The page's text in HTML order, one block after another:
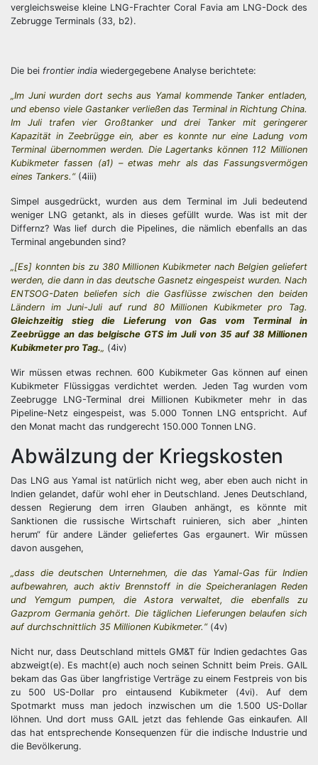
vergleichsweise kleine LNG-Frachter Coral Favia am LNG-Dock des
Zebrugge Terminals (33, b2).
Die bei frontier india wiedergegebene Analyse berichtete:
„Im Juni wurden dort sechs aus Yamal kommende Tanker entladen,
und ebenso viele Gastanker verließen das Terminal in Richtung China.
Im Juli trafen vier Großtanker und drei Tanker mit geringerer
Kapazität in Zeebrügge ein, aber es konnte nur eine Ladung vom
Terminal übernommen werden. Die Lagertanks können 112 Millionen
Kubikmeter fassen (a1) – etwas mehr als das Fassungsvermögen
eines Tankers.“(4iii)
Simpel ausgedrückt, wurden aus dem Terminal im Juli bedeutend
weniger LNG getankt, als in dieses gefüllt wurde. Was ist mit der
Differnz? Was lief durch die Pipelines, die nämlich ebenfalls an das
Terminal angebunden sind?
„[Es] konnten bis zu 380 Millionen Kubikmeter nach Belgien geliefert
werden, die dann in das deutsche Gasnetz eingespeist wurden. Nach
ENTSOG-Daten beliefen sich die Gasflüsse zwischen den beiden
Ländern im Juni-Juli auf rund 80 Millionen Kubikmeter pro Tag.
Gleichzeitig stieg die Lieferung von Gas vom Terminal in
Zeebrügge an das belgische GTS im Juli von 35 auf 38 Millionen
Kubikmeter pro Tag.„ (4iv)
Wir müssen etwas rechnen. 600 Kubikmeter Gas können auf einen
Kubikmeter Flüssiggas verdichtet werden. Jeden Tag wurden vom
Zeebrugge LNG-Terminal drei Millionen Kubikmeter mehr in das
Pipeline-Netz eingespeist, was 5.000 Tonnen LNG entspricht. Auf
den Monat macht das rundgerecht 150.000 Tonnen LNG.
Abwälzung der Kriegskosten
Das LNG aus Yamal ist natürlich nicht weg, aber eben auch nicht in
Indien gelandet, dafür wohl eher in Deutschland. Jenes Deutschland,
dessen Regierung dem irren Glauben anhängt, es könnte mit
Sanktionen die russische Wirtschaft ruinieren, sich aber „hinten
herum“ für andere Länder geliefertes Gas ergaunert. Wir müssen
davon ausgehen,
„dass die deutschen Unternehmen, die das Yamal-Gas für Indien
aufbewahren, auch aktiv Brennstoff in die Speicheranlagen Reden
und Yemgum pumpen, die Astora verwaltet, die ebenfalls zu
Gazprom Germania gehört. Die täglichen Lieferungen belaufen sich
auf durchschnittlich 35 Millionen Kubikmeter.“(4v)
Nicht nur, dass Deutschland mittels GM&T für Indien gedachtes Gas
abzweigt(e). Es macht(e) auch noch seinen Schnitt beim Preis. GAIL
bekam das Gas über langfristige Verträge zu einem Festpreis von bis
zu 500 US-Dollar pro eintausend Kubikmeter (4vi). Auf dem
Spotmarkt muss man jedoch inzwischen um die 1.500 US-Dollar
löhnen. Und dort muss GAIL jetzt das fehlende Gas einkaufen. All
das hat entsprechende Konsequenzen für die indische Industrie und
die Bevölkerung.